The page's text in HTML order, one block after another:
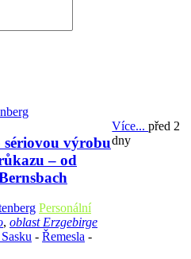
výrobu
– od
Personální
, oblast Erzgebirge
- Řemesla -
Více...před 2
dny